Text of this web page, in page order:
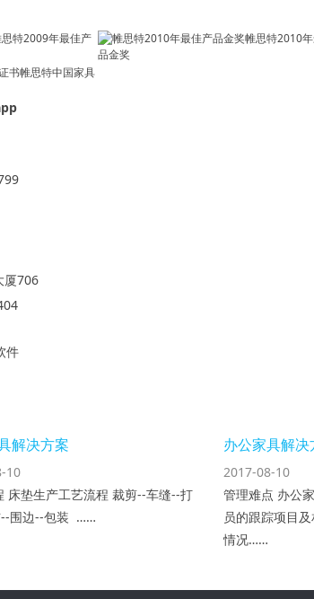
特2009年最佳产
帷思特2010
品金奖
帷思特中国家具
厦706
件
解决方案
10
床垫生产工艺流程 裁剪--车缝--打
--围边--包装 ……
办公家具解决
2017-08-10
管理难点 办公
员的跟踪项目
情况……